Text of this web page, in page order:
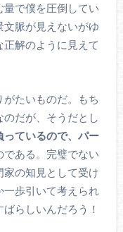
で僕を圧倒してい
文脈が見えないがゆ
解のように見えて
たいものだ。もち
だが、そうだとし
っているので、パー
である。完璧でない
の知見として受け
歩引いて考えられ
らしいんだろう！